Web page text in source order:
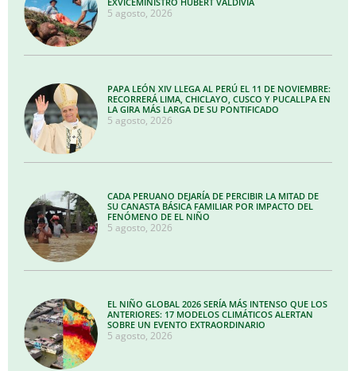
5 agosto, 2026
PAPA LEÓN XIV LLEGA AL PERÚ EL 11 DE NOVIEMBRE:
RECORRERÁ LIMA, CHICLAYO, CUSCO Y PUCALLPA EN
LA GIRA MÁS LARGA DE SU PONTIFICADO
5 agosto, 2026
CADA PERUANO DEJARÍA DE PERCIBIR LA MITAD DE
SU CANASTA BÁSICA FAMILIAR POR IMPACTO DEL
FENÓMENO DE EL NIÑO
5 agosto, 2026
EL NIÑO GLOBAL 2026 SERÍA MÁS INTENSO QUE LOS
ANTERIORES: 17 MODELOS CLIMÁTICOS ALERTAN
SOBRE UN EVENTO EXTRAORDINARIO
5 agosto, 2026